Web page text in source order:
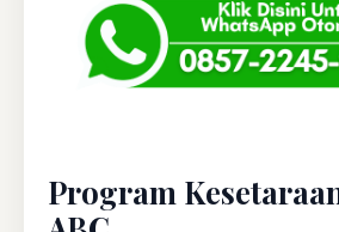
Program